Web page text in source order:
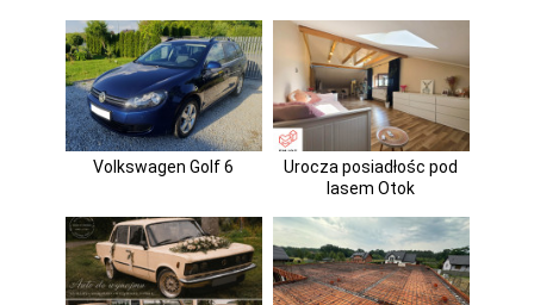
Volkswagen Golf 6
Urocza posiadłośc pod
lasem Otok